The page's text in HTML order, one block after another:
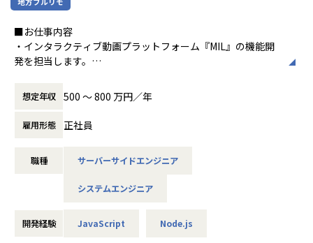
・バックエンド: TypeScript, Node.js, PostgreSQL, BigQuer
・インフラ: GCP, Firebase
・AI: ClaudeCode, Codex, Devin, OpenAI, Claude, Gemini
無
■お仕事内容
・インタラクティブ動画プラットフォーム『MIL』の機能開
発を担当します。
価値を届ける方法を検討しながら開発を進めます。
・MILプラットフォームへの実装に向けたプロトタイピング
を行います。
・機能検証を目的としたプロトタイピングを実施します。
ト、ワークショップに参加します（PdM、デザイナー主
・ユーザー課題の解決に向けた機能の立案および仕様検討を
・LLM、VLM、AIエージェントなどの生成AI技術を用いた機
想定年収 500 〜 800 万円／年
雇用形態 正社員
職種 サーバーサイドエンジニア
システムエンジニア
開発経験 JavaScript Node.js